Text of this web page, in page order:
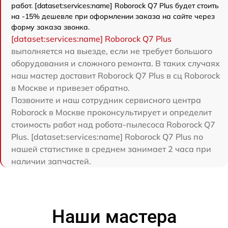
работ. [dataset:services:name] Roborock Q7 Plus будет стоить
на -15% дешевле при оформлении заказа на сайте через
форму заказа звонка.
[dataset:services:name] Roborock Q7 Plus
выполняется на выезде, если не требует большого
оборудования и сложного ремонта. В таких случаях
наш мастер доставит Roborock Q7 Plus в сц Roborock
в Москве и привезет обратно.
Позвоните и наш сотрудник сервисного центра
Roborock в Москве проконсультирует и определит
стоимость работ над робота-пылесоса Roborock Q7
Plus. [dataset:services:name] Roborock Q7 Plus по
нашей статистике в среднем занимает 2 часа при
наличии запчастей.
Наши мастера